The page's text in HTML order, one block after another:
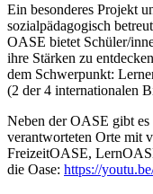
Ein besonderes Projekt
sozialpädagogisch
OASE bietet Schüler/
ihre Stärken zu
dem Schwerpunkt:
(2 der 4 internationalen
Neben der OASE gibt es
verantworteten Orte mit
FreizeitOASE,
die Oase: https://